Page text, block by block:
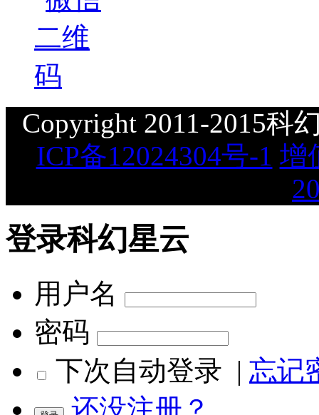
Copyright 2011-2015科
ICP备12024304号-1 增
登录科幻星云
用户名
密码
下次自动登录 | 忘记